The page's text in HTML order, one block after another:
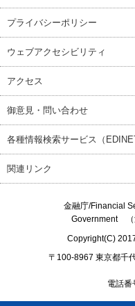
プライバシーポリシー
ウェブアクセシビリティ
アクセス
御意見・問い合わせ
各種情報検索サービス（
関連リンク
金融庁/Financial
Government（
Copyright(C)
〒100-8967 東京都千
電話